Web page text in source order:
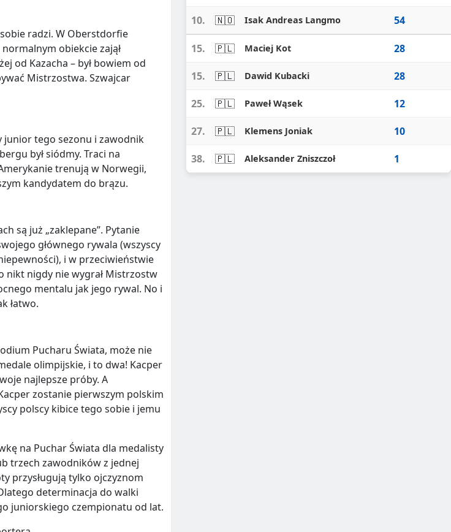
radzi. W Oberstdorfie
obiekcie zajął
od Kazacha – był bowiem od
Mistrzostwa. Szwajcar
junior tego sezonu i zawodnik
był siódmy. Traci na
trenują w Norwegii,
kandydatem do brązu.
są już „zaklepane”. Pytanie
głównego rywala (wszyscy
i w przeciwieństwie
nikt nigdy nie wygrał Mistrzostw
mentalu jak jego rywal. No i
łatwo.
Pucharu Świata, może nie
olimpijskie, i to dwa! Kacper
najlepsze próby. A
zostanie pierwszym polskim
polscy kibice tego sobie i jemu
na Puchar Świata dla medalisty
trzech zawodników z jednej
przysługują tylko ojczyznom
determinacja do walki
juniorskiego czempionatu od lat.
10. 🇳🇴 Isak Andreas Langmo 54
15. 🇵🇱 Maciej Kot 28
15. 🇵🇱 Dawid Kubacki 28
25. 🇵🇱 Paweł Wąsek 12
27. 🇵🇱 Klemens Joniak 10
38. 🇵🇱 Aleksander Zniszczoł 1